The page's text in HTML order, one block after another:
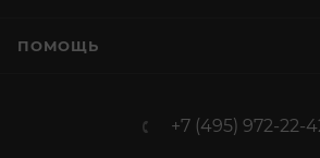
ПОМОЩЬ
+7 (495) 972-22-